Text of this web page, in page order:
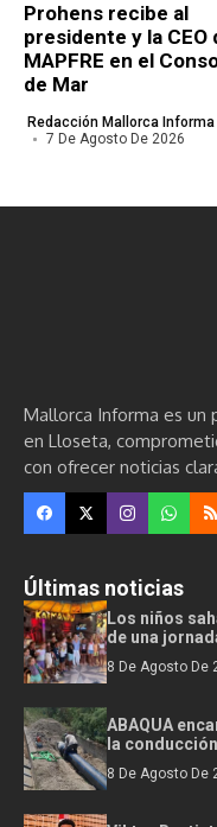
Prohens recibe al
presidente y la CEO
MAPFRE en el
de Mar
Redacción Mallorca Informa
7 De Agosto De 2026
Mallorca Informa es un
en Lloseta,
con ofrecer noticias
Últimas noticias
Los niños
de una
8 De Agosto De
ABAQUA
la
8 De Agosto De